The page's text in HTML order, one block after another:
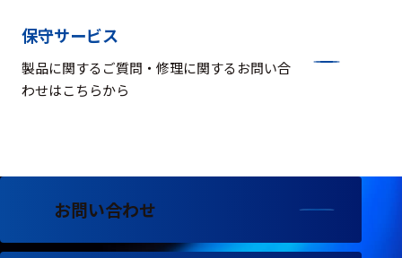
保守サービス
製品に関するご質問・修理に関するお問い合
わせはこちらから
お問い合わせ